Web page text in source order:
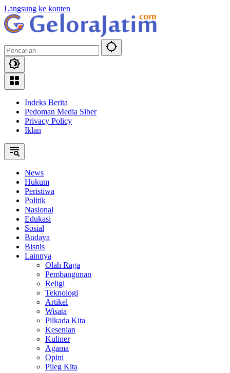
Langsung ke konten
Indeks Berita
Pedoman Media Siber
Privacy Policy
Iklan
News
Hukum
Peristiwa
Politik
Nasional
Edukasi
Sosial
Budaya
Bisnis
Lainnya
Olah Raga
Pembangunan
Religi
Teknologi
Artikel
Wisata
Pilkada Kita
Kesenian
Kuliner
Agama
Opini
Pileg Kita